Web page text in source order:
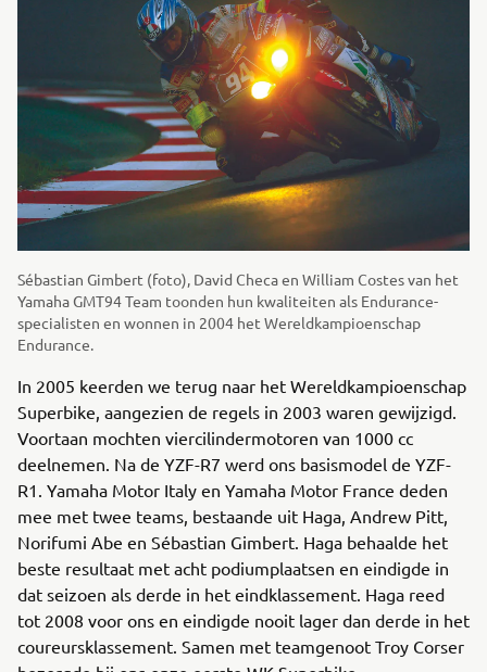
Sébastian Gimbert (foto), David Checa en William Costes van het
Yamaha GMT94 Team toonden hun kwaliteiten als Endurance-
specialisten en wonnen in 2004 het Wereldkampioenschap
Endurance.
In 2005 keerden we terug naar het Wereldkampioenschap
Superbike, aangezien de regels in 2003 waren gewijzigd.
Voortaan mochten viercilindermotoren van 1000 cc
deelnemen. Na de YZF-R7 werd ons basismodel de YZF-
R1. Yamaha Motor Italy en Yamaha Motor France deden
mee met twee teams, bestaande uit Haga, Andrew Pitt,
Norifumi Abe en Sébastian Gimbert. Haga behaalde het
beste resultaat met acht podiumplaatsen en eindigde in
dat seizoen als derde in het eindklassement. Haga reed
tot 2008 voor ons en eindigde nooit lager dan derde in het
coureursklassement. Samen met teamgenoot Troy Corser